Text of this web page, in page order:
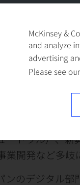
おける金融グ
ィング経験と、
支援している。
ートラル）、
業開発など多岐
ンのデジタル
McKinsey &
and analyze
advertising
Please see our